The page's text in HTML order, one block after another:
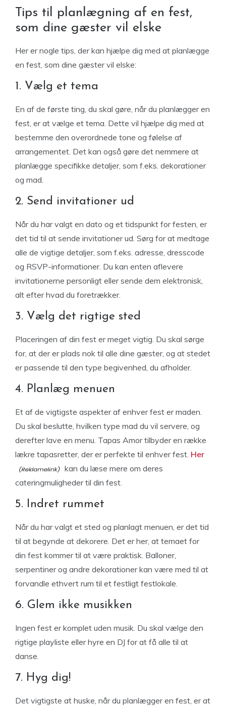
Tips til planlægning af en fest,
som dine gæster vil elske
Her er nogle tips, der kan hjælpe dig med at planlægge
en fest, som dine gæster vil elske:
1. Vælg et tema
En af de første ting, du skal gøre, når du planlægger en
fest, er at vælge et tema. Dette vil hjælpe dig med at
bestemme den overordnede tone og følelse af
arrangementet. Det kan også gøre det nemmere at
planlægge specifikke detaljer, som f.eks. dekorationer
og mad.
2. Send invitationer ud
Når du har valgt en dato og et tidspunkt for festen, er
det tid til at sende invitationer ud. Sørg for at medtage
alle de vigtige detaljer, som f.eks. adresse, dresscode
og RSVP-informationer. Du kan enten aflevere
invitationerne personligt eller sende dem elektronisk,
alt efter hvad du foretrækker.
3. Vælg det rigtige sted
Placeringen af din fest er meget vigtig. Du skal sørge
for, at der er plads nok til alle dine gæster, og at stedet
er passende til den type begivenhed, du afholder.
4. Planlæg menuen
Et af de vigtigste aspekter af enhver fest er maden.
Du skal beslutte, hvilken type mad du vil servere, og
derefter lave en menu. Tapas Amor tilbyder en række
lækre tapasretter, der er perfekte til enhver fest. Her
kan du læse mere om deres
cateringmuligheder til din fest.
5. Indret rummet
Når du har valgt et sted og planlagt menuen, er det tid
til at begynde at dekorere. Det er her, at temaet for
din fest kommer til at være praktisk. Balloner,
serpentiner og andre dekorationer kan være med til at
forvandle ethvert rum til et festligt festlokale.
6. Glem ikke musikken
Ingen fest er komplet uden musik. Du skal vælge den
rigtige playliste eller hyre en DJ for at få alle til at
danse.
7. Hyg dig!
Det vigtigste at huske, når du planlægger en fest, er at